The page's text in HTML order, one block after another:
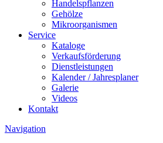
Handelspflanzen
Gehölze
Mikroorganismen
Service
Kataloge
Verkaufsförderung
Dienstleistungen
Kalender / Jahresplaner
Galerie
Videos
Kontakt
Navigation